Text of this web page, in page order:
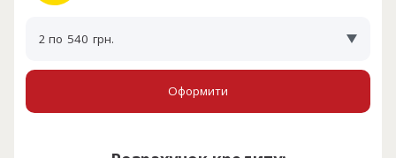
2 по 540 грн.
Оформити